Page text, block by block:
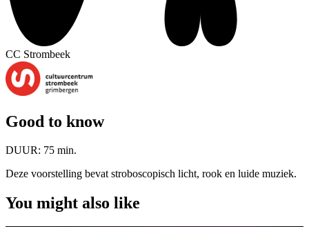
CC Strombeek
Good to know
DUUR: 75 min.
Deze voorstelling bevat stroboscopisch licht, rook en luide muziek.
You might also like